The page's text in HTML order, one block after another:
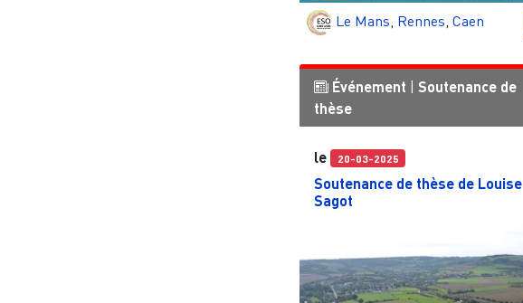
Le Mans, Rennes, Caen
Événement
Soutenance de
thèse
le 20-03-2025
Soutenance de thèse de Louise
Sagot